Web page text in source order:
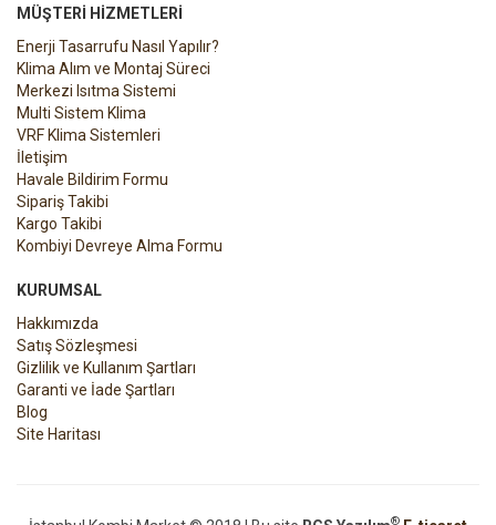
MÜŞTERI HIZMETLERI
Enerji Tasarrufu Nasıl Yapılır?
Klima Alım ve Montaj Süreci
Merkezi Isıtma Sistemi
Multi Sistem Klima
VRF Klima Sistemleri
İletişim
Havale Bildirim Formu
Sipariş Takibi
Kargo Takibi
Kombiyi Devreye Alma Formu
KURUMSAL
Hakkımızda
Satış Sözleşmesi
Gizlilik ve Kullanım Şartları
Garanti ve İade Şartları
Blog
Site Haritası
®